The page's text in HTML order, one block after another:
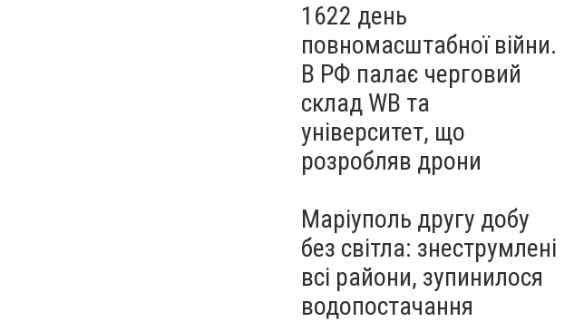
1622 день
повномасштабної війни.
В РФ палає черговий
склад WB та
університет, що
розробляв дрони
Маріуполь другу добу
без світла: знеструмлені
всі райони, зупинилося
водопостачання